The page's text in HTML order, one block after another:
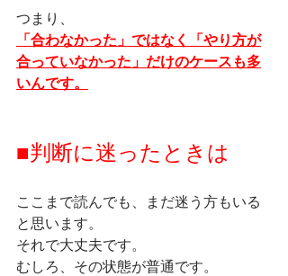
つまり、
「合わなかった」ではなく「やり方が
合っていなかった」だけのケースも多
いんです。
■判断に迷ったときは
ここまで読んでも、まだ迷う方もいる
と思います。
それで大丈夫です。
むしろ、その状態が普通です。